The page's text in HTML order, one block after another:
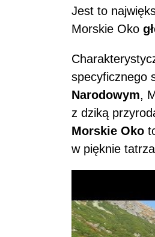
Jest to
Morskie Oko
specyficznego
Narodowym,
z dziką
Morskie Oko
w pięknie